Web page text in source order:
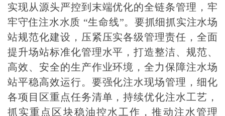
实现从源头严控到末端优化的全链条管理，牢
牢守住注水水质 “生命线”。要抓细抓实注水场
站规范化建设，压紧压实各级管理责任，全面
提升场站标准化管理水平，打造整洁、规范、
高效、安全的生产作业环境，全力保障注水场
站平稳高效运行。要强化注水现场管理，细化
各项目区重点任务清单，持续优化注水工艺，
抓实重点区块稳油控水工作，推动注水管理